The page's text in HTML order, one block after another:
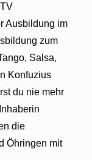
Ausbildung im
zum
Salsa,
Konfuzius
du nie mehr
die
Öhringen mit